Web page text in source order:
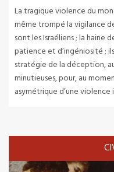
La tragique violence du
même trompé la vigilance
sont les Israéliens ; la haine
patience et d’ingéniosité ;
stratégie de la déception,
minutieuses, pour, au
asymétrique d’une